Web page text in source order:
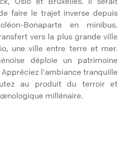
faire le trajet inverse depuis
Bonaparte en minibus.
vers la plus grande ville
une ville entre terre et mer.
déploie un patrimoine
l'ambiance tranquille
au produit du terroir et
millénaire.